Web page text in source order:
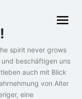
spirit never grows
beschäftigen uns
auch mit Blick
von Alter
eine
open